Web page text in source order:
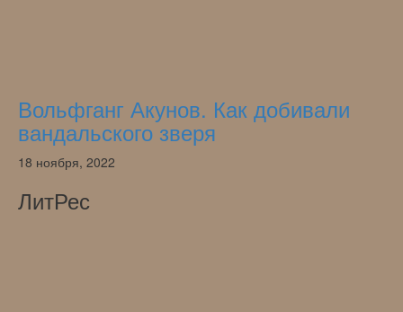
Вольфганг Акунов. Как добивали
вандальского зверя
18 ноября, 2022
ЛитРес